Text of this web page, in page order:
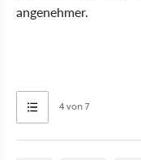
angenehmer.
4 von 7